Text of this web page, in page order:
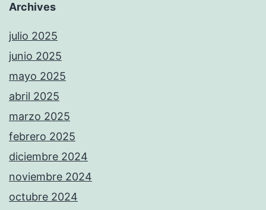
Archives
julio 2025
junio 2025
mayo 2025
abril 2025
marzo 2025
febrero 2025
diciembre 2024
noviembre 2024
octubre 2024